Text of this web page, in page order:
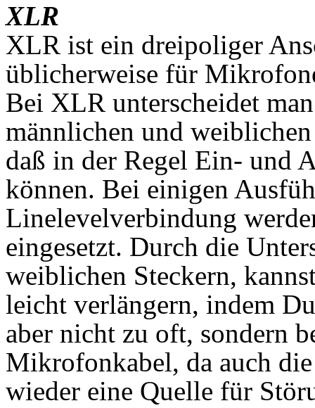
XLR
XLR ist ein dreipoliger
üblicherweise für
Bei XLR unterscheidet
männlichen und
daß in der Regel Ein- und
können. Bei einigen
Linelevelverbindung
eingesetzt. Durch die
weiblichen Steckern,
leicht verlängern, indem
aber nicht zu oft, sondern
Mikrofonkabel, da auch
wieder eine Quelle für